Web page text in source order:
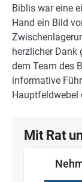
Biblis war eine
Hand ein Bild
herzlicher Dank
dem Team des
informative
Hauptfeldwebel
Mit Rat